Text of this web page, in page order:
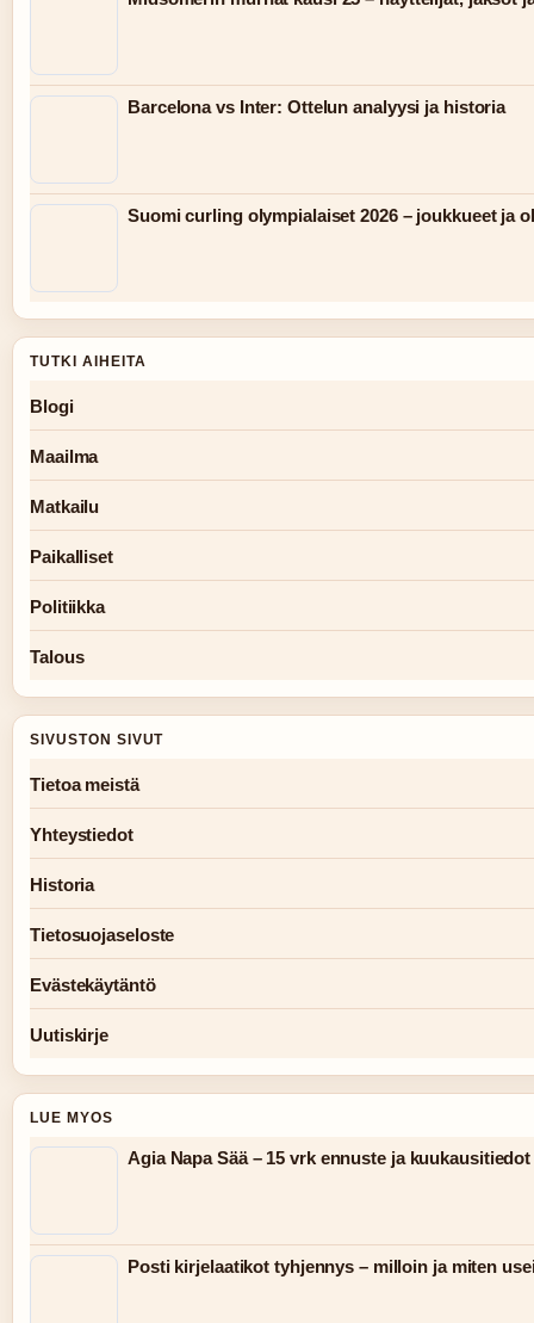
Barcelona vs Inter: Ottelun analyysi ja historia
Suomi curling olympialaiset 2026 – joukkueet ja
TUTKI AIHEITA
Blogi
Maailma
Matkailu
Paikalliset
Politiikka
Talous
SIVUSTON SIVUT
Tietoa meistä
Yhteystiedot
Historia
Tietosuojaseloste
Evästekäytäntö
Uutiskirje
LUE MYOS
Agia Napa Sää – 15 vrk ennuste ja kuukausitiedot
Posti kirjelaatikot tyhjennys – milloin ja miten